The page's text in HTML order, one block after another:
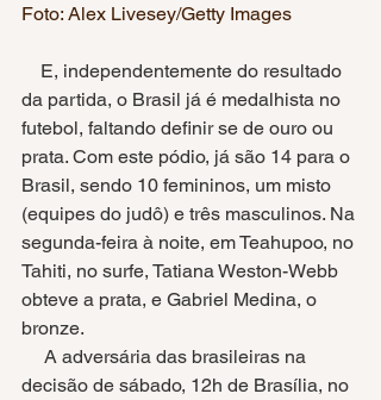
Foto: Alex Livesey/Getty Images
E, independentemente do resultado
da partida, o Brasil já é medalhista no
futebol, faltando definir se de ouro ou
prata. Com este pódio, já são 14 para o
Brasil, sendo 10 femininos, um misto
(equipes do judô) e três masculinos. Na
segunda-feira à noite, em Teahupoo, no
Tahiti, no surfe, Tatiana Weston-Webb
obteve a prata, e Gabriel Medina, o
bronze.
A adversária das brasileiras na
decisão de sábado, 12h de Brasília, no